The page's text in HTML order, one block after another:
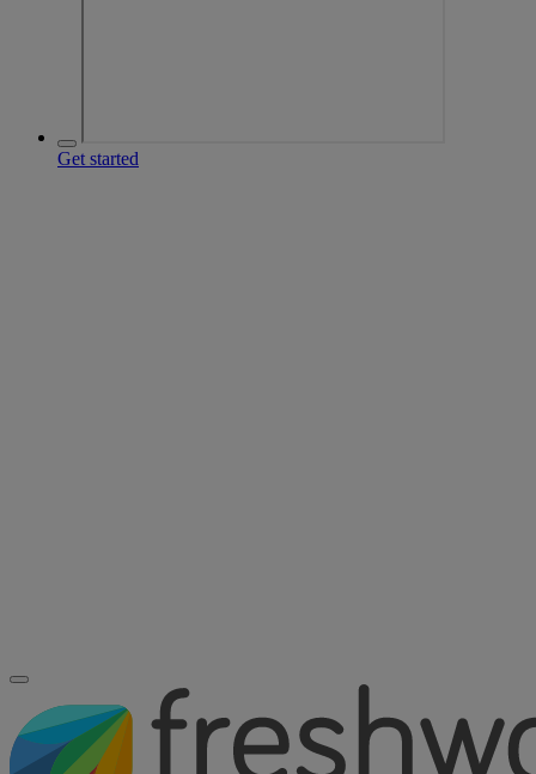
Get started